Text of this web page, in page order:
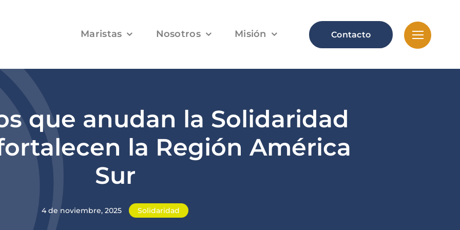
Maristas Nosotros Misión Contacto
que anudan la Solidaridad
la Región América
Sur
4 de noviembre, 2025 Solidaridad